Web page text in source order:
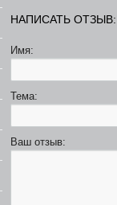
НАПИСАТЬ ОТЗЫВ:
Имя:
Тема:
Ваш отзыв: